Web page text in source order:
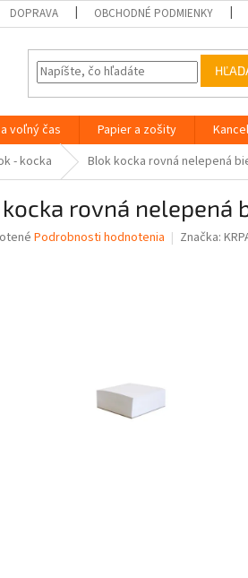
DOPRAVA OBCHODNÉ PODMIENKY
voľný čas Papier a zošity
- kocka Blok kocka rovná nelepená
rovná nelepená
Podrobnosti hodnotenia Značka: